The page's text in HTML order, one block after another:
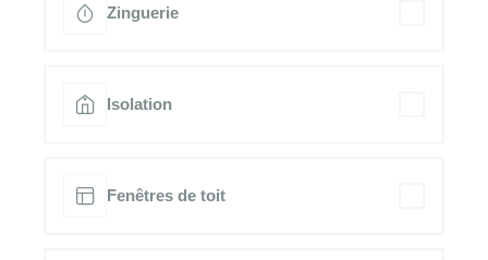
Zinguerie
Isolation
Fenêtres de toit